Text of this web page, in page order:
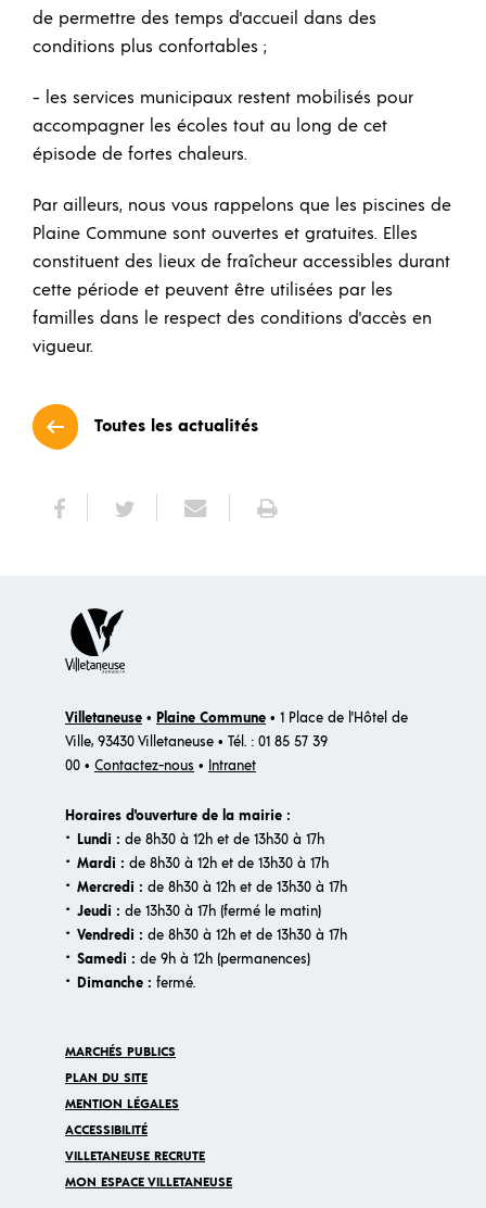
de permettre des temps d'accueil dans des
conditions plus confortables ;
- les services municipaux restent mobilisés pour
accompagner les écoles tout au long de cet
épisode de fortes chaleurs.
Par ailleurs, nous vous rappelons que les piscines de
Plaine Commune sont ouvertes et gratuites. Elles
constituent des lieux de fraîcheur accessibles durant
cette période et peuvent être utilisées par les
familles dans le respect des conditions d'accès en
vigueur.
Toutes les actualités
Villetaneuse • Plaine Commune • 1 Place de l'Hôtel de
Ville, 93430 Villetaneuse • Tél. : 01 85 57 39
00 • Contactez-nous • Intranet
Horaires d'ouverture de la mairie :
· Lundi : de 8h30 à 12h et de 13h30 à 17h
· Mardi : de 8h30 à 12h et de 13h30 à 17h
· Mercredi : de 8h30 à 12h et de 13h30 à 17h
· Jeudi : de 13h30 à 17h (fermé le matin)
· Vendredi : de 8h30 à 12h et de 13h30 à 17h
· Samedi : de 9h à 12h (permanences)
·​ Dimanche : fermé.
MARCHÉS PUBLICS
PLAN DU SITE
MENTION LÉGALES
ACCESSIBILITÉ
VILLETANEUSE RECRUTE
MON ESPACE VILLETANEUSE